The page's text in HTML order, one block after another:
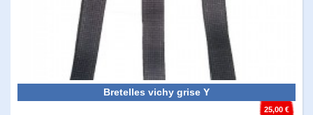
25,00 €
Bretelles vichy grise Y